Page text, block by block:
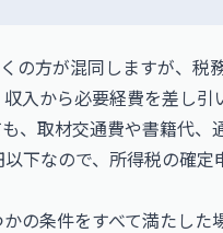
の方が混同しますが、税
入から必要経費を差し引
、取材交通費や書籍代、
下なので、所得税の確定
の条件をすべて満たした